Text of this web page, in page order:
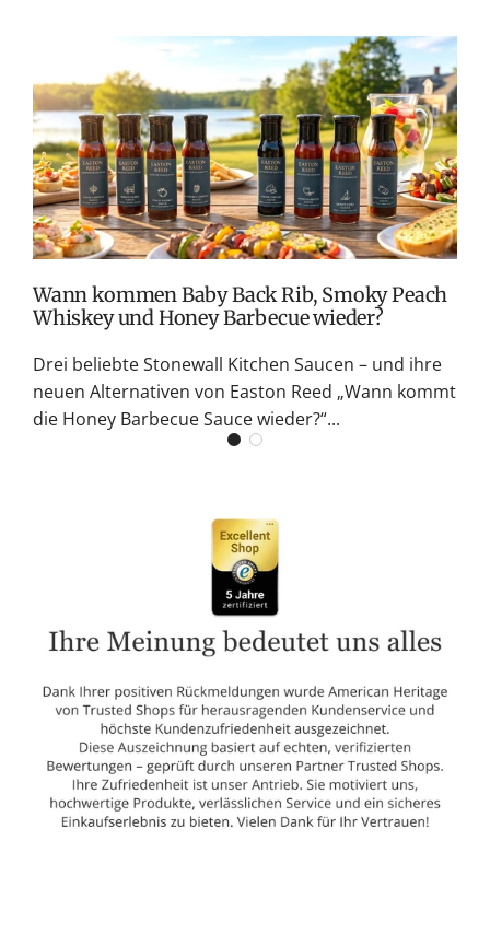
Wann kommen Baby Back Rib, Smoky Peach
Whiskey und Honey Barbecue wieder?
Drei beliebte Stonewall Kitchen Saucen – und ihre
neuen Alternativen von Easton Reed „Wann kommt
die Honey Barbecue Sauce wieder?“...